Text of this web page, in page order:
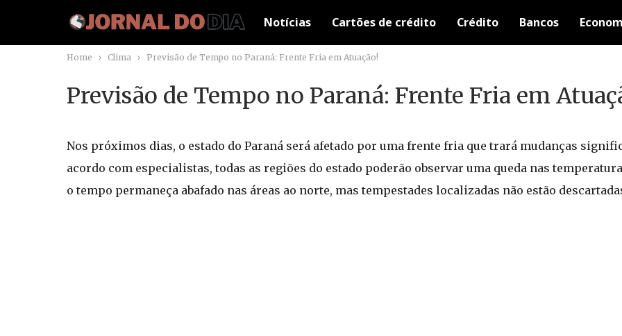
Notícias Cartões de crédito Crédito Bancos
Home Clima Previsão de Tempo no Paraná: Frente Fria em Atuação!
Previsão de Tempo no Paraná: Frente Fria em
Nos próximos dias, o estado do Paraná será afetado por uma frente fria que trará mudanças
acordo com especialistas, todas as regiões do estado poderão observar uma queda nas
o tempo permaneça abafado nas áreas ao norte, mas tempestades localizadas não estão